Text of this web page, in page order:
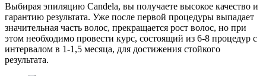
Выбирая эпиляцию Candela, вы получаете высокое качество и
гарантию результата. Уже после первой процедуры выпадает
значительная часть волос, прекращается рост волос, но при
этом необходимо провести курс, состоящий из 6-8 процедур с
интервалом в 1-1,5 месяца, для достижения стойкого
результата.